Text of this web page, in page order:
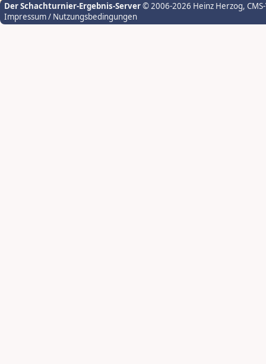
Der Schachturnier-Ergebnis-Server© 2006-2026 Heinz Herzog,
Impressum / Nutzungsbedingungen